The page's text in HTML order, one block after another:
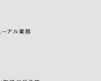
ーアル業務